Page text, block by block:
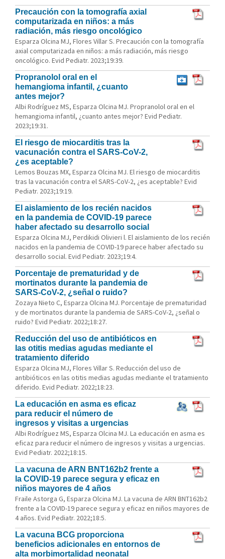
Precaución con la tomografía axial
computarizada en niños: a más
radiación, más riesgo oncológico
Esparza Olcina MJ, Flores Villar S. Precaución con la tomografía
axial computarizada en niños: a más radiación, más riesgo
oncológico. Evid Pediatr. 2023;19:39.
Propranolol oral en el
hemangioma infantil, ¿cuanto
antes mejor?
Albi Rodríguez MS, Esparza Olcina MJ. Propranolol oral en el
hemangioma infantil, ¿cuanto antes mejor? Evid Pediatr.
2023;19:31.
El riesgo de miocarditis tras la
vacunación contra el SARS-CoV-2,
¿es aceptable?
Lemos Bouzas MX, Esparza Olcina MJ. El riesgo de miocarditis
tras la vacunación contra el SARS-CoV-2, ¿es aceptable? Evid
Pediatr. 2023;19:19.
El aislamiento de los recién nacidos
en la pandemia de COVID-19 parece
haber afectado su desarrollo social
Esparza Olcina MJ, Perdikidi Olivieri l. El aislamiento de los recién
nacidos en la pandemia de COVID-19 parece haber afectado su
desarrollo social. Evid Pediatr. 2023;19:4.
Porcentaje de prematuridad y de
mortinatos durante la pandemia de
SARS-CoV-2, ¿señal o ruido?
Zozaya Nieto C, Esparza Olcina MJ. Porcentaje de prematuridad
y de mortinatos durante la pandemia de SARS-CoV-2, ¿señal o
ruido? Evid Pediatr. 2022;18:27.
Reducción del uso de antibióticos en
las otitis medias agudas mediante el
tratamiento diferido
Esparza Olcina MJ, Flores Villar S. Reducción del uso de
antibióticos en las otitis medias agudas mediante el tratamiento
diferido. Evid Pediatr. 2022;18:23.
La educación en asma es eficaz
para reducir el número de
ingresos y visitas a urgencias
Albi Rodríguez MS, Esparza Olcina MJ. La educación en asma es
eficaz para reducir el número de ingresos y visitas a urgencias.
Evid Pediatr. 2022;18:15.
La vacuna de ARN BNT162b2 frente a
la COVID-19 parece segura y eficaz en
niños mayores de 4 años
Fraile Astorga G, Esparza Olcina MJ. La vacuna de ARN BNT162b2
frente a la COVID-19 parece segura y eficaz en niños mayores de
4 años. Evid Pediatr. 2022;18:5.
La vacuna BCG proporciona
beneficios adicionales en entornos de
alta morbimortalidad neonatal